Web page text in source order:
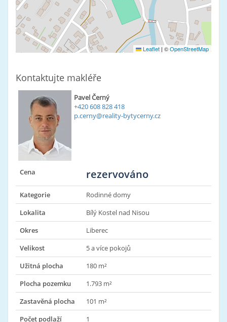
Leaflet | ©OpenStreetMap
Kontaktujte makléře
Pavel Černý
+420 608 828 418
p.cerny@reality-bytycerny.cz
Cena rezervováno
Kategorie
Rodinné domy
Lokalita
Bílý Kostel nad Nisou
Okres
Liberec
Velikost
5 a více pokojů
Užitná plocha
180 m²
Plocha pozemku
1.793 m²
Zastavěná plocha
101 m²
Počet podlaží
1